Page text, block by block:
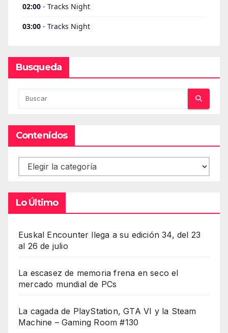
Busqueda
Contenidos
Contenidos
Lo Último
Euskal Encounter llega a su edición 34, del 23
al 26 de julio
La escasez de memoria frena en seco el
mercado mundial de PCs
La cagada de PlayStation, GTA VI y la Steam
Machine – Gaming Room #130